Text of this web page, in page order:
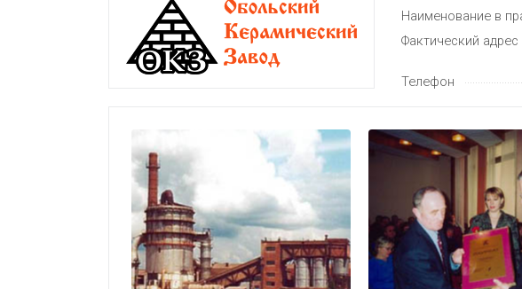
Наименование в
Фактический адрес
Телефон